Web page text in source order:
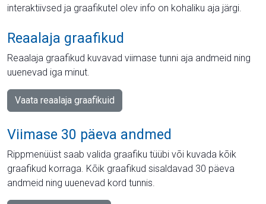
interaktiivsed ja graafikutel olev info on kohaliku aja järgi.
Reaalaja graafikud
Reaalaja graafikud kuvavad viimase tunni aja andmeid ning
uuenevad iga minut.
Vaata reaalaja graafikuid
Viimase 30 päeva andmed
Rippmenüüst saab valida graafiku tüübi või kuvada kõik
graafikud korraga. Kõik graafikud sisaldavad 30 päeva
andmeid ning uuenevad kord tunnis.